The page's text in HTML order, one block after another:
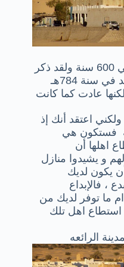
بنيت منازل هذه المدينة منذ حوالي 600 سنة ولقد ذكر
التاريخ إنها قد تعرضت لوباء شديد في سنة 784هـ
عادت كما كانت
اعتقد أنك إذ
فستكون هي
اهلها أن
و يشيدوا منازل
يكون لديك
، فالإبداع
ما توفر لديك من
استطاع اهل تلك
الرائعه